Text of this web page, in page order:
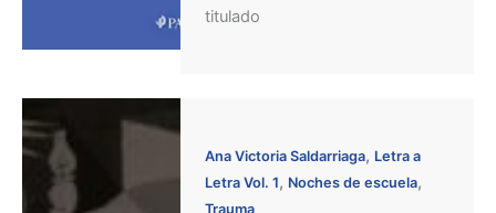
titulado
Ana Victoria Saldarriaga, Letra a
Letra Vol. 1, Noches de escuela,
Trauma